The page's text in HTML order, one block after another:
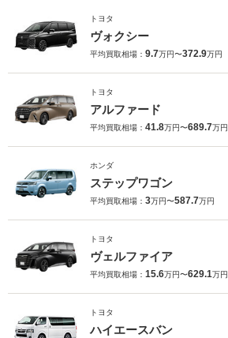
トヨタ
ヴォクシー
平均買取相場： 9.7万円〜372.9万円
トヨタ
アルファード
平均買取相場： 41.8万円〜689.7万円
ホンダ
ステップワゴン
平均買取相場： 3万円〜587.7万円
トヨタ
ヴェルファイア
平均買取相場： 15.6万円〜629.1万円
トヨタ
ハイエースバン